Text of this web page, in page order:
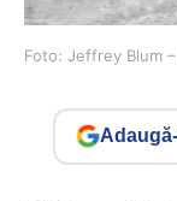
Foto: Jeffrey Blum